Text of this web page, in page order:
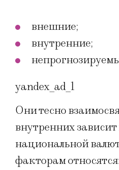
внешние;
внутренние;
yandex_ad_1
Они тесно
внутренних
национальной
факторам